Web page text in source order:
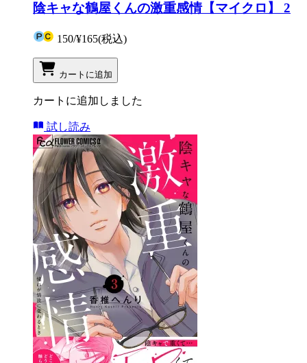
陰キャな鶴屋くんの激重感情【マイクロ】 2
150/¥165(税込)
カートに追加
カートに追加しました
試し読み